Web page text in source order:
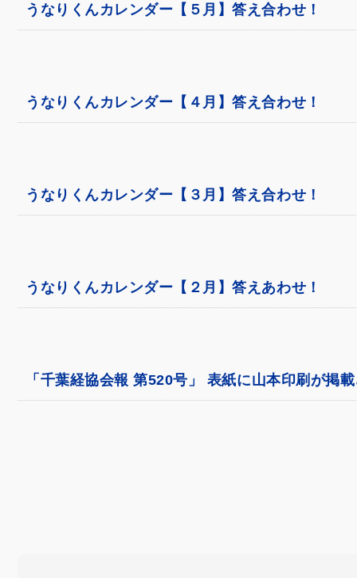
うなりくんカレンダー【５月】答え合わせ！
うなりくんカレンダー【４月】答え合わせ！
うなりくんカレンダー【３月】答え合わせ！
うなりくんカレンダー【２月】答えあわせ！
「千葉経協会報 第520号」 表紙に山本印刷が掲